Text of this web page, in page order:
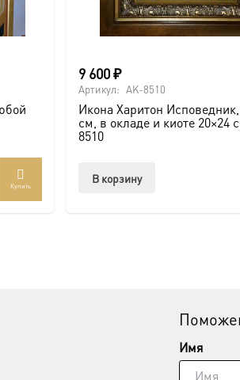
Купить
9 600₽
Артикул: AK-8510
Икона Харитон
см, в окладе и киоте 20×24
8510
В корзину
Имя